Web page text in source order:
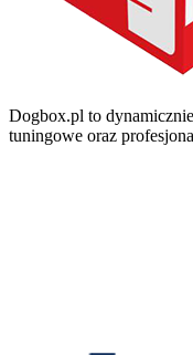
Dogbox.pl to
tuningowe oraz